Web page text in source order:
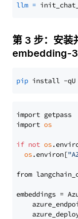
llm =
第 3 步：安
embedding-
pip
import getpass
import os
if not os
os.environ[
from
embeddings =